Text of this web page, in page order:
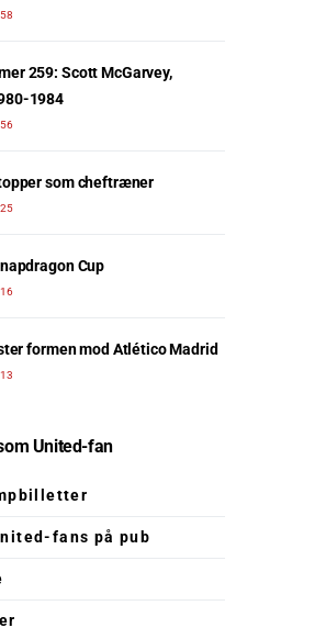
259: Scott McGarvey,
1984
som cheftræner
Cup
formen mod Atlético Madrid
United-fan
fans på pub